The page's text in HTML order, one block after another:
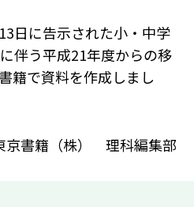
日に告示された小・中学
伴う平成21年度からの移
籍で資料を作成しまし
京書籍（株） 理科編集部